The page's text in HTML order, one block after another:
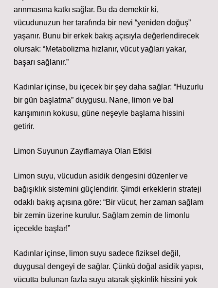
arınmasına katkı sağlar. Bu da demektir ki,
vücudunuzun her tarafında bir nevi “yeniden doğuş”
yaşanır. Bunu bir erkek bakış açısıyla değerlendirecek
olursak: “Metabolizma hızlanır, vücut yağları yakar,
başarı sağlanır.”
Kadınlar içinse, bu içecek bir şey daha sağlar: “Huzurlu
bir gün başlatma” duygusu. Nane, limon ve bal
karışımının kokusu, güne neşeyle başlama hissini
getirir.
Limon Suyunun Zayıflamaya Olan Etkisi
Limon suyu, vücudun asidik dengesini düzenler ve
bağışıklık sistemini güçlendirir. Şimdi erkeklerin strateji
odaklı bakış açısına göre: “Bir vücut, her zaman sağlam
bir zemin üzerine kurulur. Sağlam zemin de limonlu
içecekle başlar!”
Kadınlar içinse, limon suyu sadece fiziksel değil,
duygusal dengeyi de sağlar. Çünkü doğal asidik yapısı,
vücutta bulunan fazla suyu atarak şişkinlik hissini yok